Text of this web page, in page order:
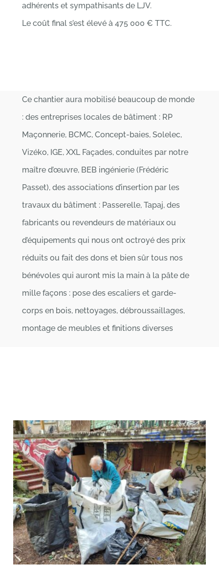
adhérents et sympathisants de LJV.
Le coût final s’est élevé à 475 000 € TTC.
Ce chantier aura mobilisé beaucoup de monde
: des entreprises locales de bâtiment : RP
Maçonnerie, BCMC, Concept-baies, Solelec,
Vizéko, IGE, XXL Façades, conduites par notre
maître d’œuvre, BEB ingénierie (Frédéric
Passet), des associations d’insertion par les
travaux du bâtiment : Passerelle, Tapaj, des
fabricants ou revendeurs de matériaux ou
d’équipements qui nous ont octroyé des prix
réduits ou fait des dons et bien sûr tous nos
bénévoles qui auront mis la main à la pâte de
mille façons : pose des escaliers et garde-
corps en bois, nettoyages, débroussaillages,
montage de meubles et finitions diverses